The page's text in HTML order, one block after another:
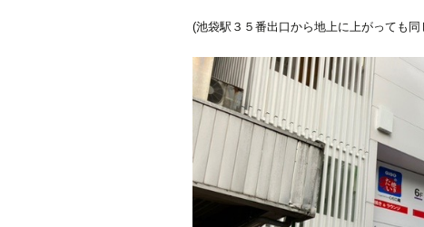
(池袋駅３５番出口から地上に上がっても